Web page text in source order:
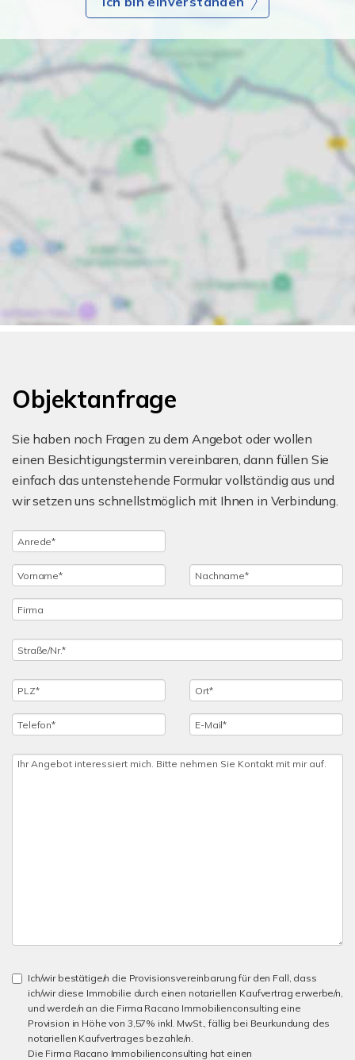
Objektanfrage
Sie haben noch Fragen zu dem Angebot oder wollen
einen Besichtigungstermin vereinbaren, dann füllen Sie
einfach das untenstehende Formular vollständig aus und
wir setzen uns schnellstmöglich mit Ihnen in Verbindung.
Ich/wir bestätige/n die Provisionsvereinbarung für den Fall, dass
ich/wir diese Immobilie durch einen notariellen Kaufvertrag erwerbe/n,
und werde/n an die Firma Racano Immobilienconsulting eine
Provision in Höhe von 3,57% inkl. MwSt., fällig bei Beurkundung des
notariellen Kaufvertrages bezahle/n.
Die Firma Racano Immobilienconsulting hat einen